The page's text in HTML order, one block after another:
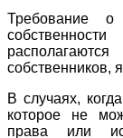
Требование
собственников,
В случаях,
которое не
права или